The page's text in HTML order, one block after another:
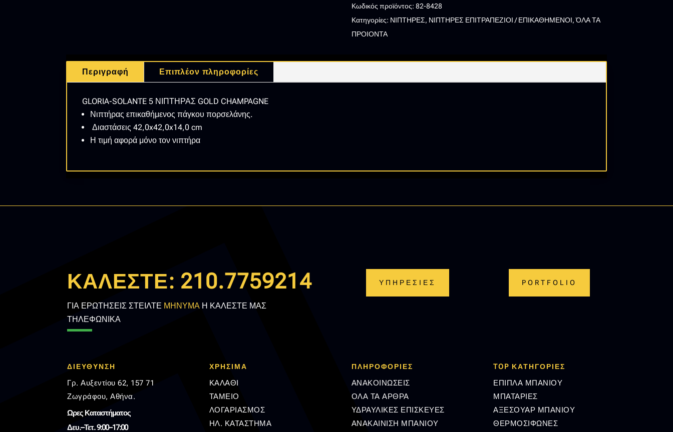
CHAMPAGNE
Κωδικός προϊόντος: 82-8428
Κατηγορίες: ΝΙΠΤΗΡΕΣ, ΝΙΠΤΗΡΕΣ ΕΠΙΤΡΑΠΕΖΙΟΙ / ΕΠΙΚΑΘΗΜΕΝΟΙ,ΌΛΑ ΤΑ
ΠΡΟΙΟΝΤΑ
Περιγραφή Επιπλέον πληροφορίες
GLORIA-SOLANTE 5 ΝΙΠΤΗΡΑΣ GOLD CHAMPAGNE
Νιπτήρας επικαθήμενος πάγκου πορσελάνης.
Διαστάσεις 42,0x42,0x14,0 cm
Η τιμή αφορά μόνο τον νιπτήρα
ΚΑΛΕΣΤΕ: 210.7759214
ΓΙΑ ΕΡΩΤΗΣΕΙΣ ΣΤΕΙΛΤΕ ΜΗΝΥΜΑ Η ΚΑΛΕΣΤΕ ΜΑΣ
ΤΗΛΕΦΩΝΙΚΑ
ΥΠΗΡΕΣΙΕΣ PORTFOLIO
ΔΙΕΥΘΥΝΣΗ
Γρ. Αυξεντίου 62, 157 71
Ζωγράφου, Αθήνα.
Ωρες Καταστήματος
Δευ.–Τετ. 9:00–17:00
ΧΡΗΣΙΜΑ
ΚΑΛΑΘΙ
ΤΑΜΕΙΟ
ΛΟΓΑΡΙΑΣΜΟΣ
ΗΛ. ΚΑΤΑΣΤΗΜΑ
ΠΛΗΡΟΦΟΡΊΕΣ
ΑΝΑΚΟΙΝΩΣΕΙΣ
ΟΛΑ ΤΑ ΑΡΘΡΑ
ΥΔΡΑΥΛΙΚΕΣ ΕΠΙΣΚΕΥΕΣ
ΑΝΑΚΑΙΝΙΣΗ ΜΠΑΝΙΟΥ
TOP ΚΑΤΗΓΟΡΙΕΣ
ΕΠΙΠΛΑ ΜΠΑΝΙΟΥ
ΜΠΑΤΑΡΙΕΣ
ΑΞΕΣΟΥΑΡ ΜΠΑΝΙΟΥ
ΘΕΡΜΟΣΙΦΩΝΕΣ